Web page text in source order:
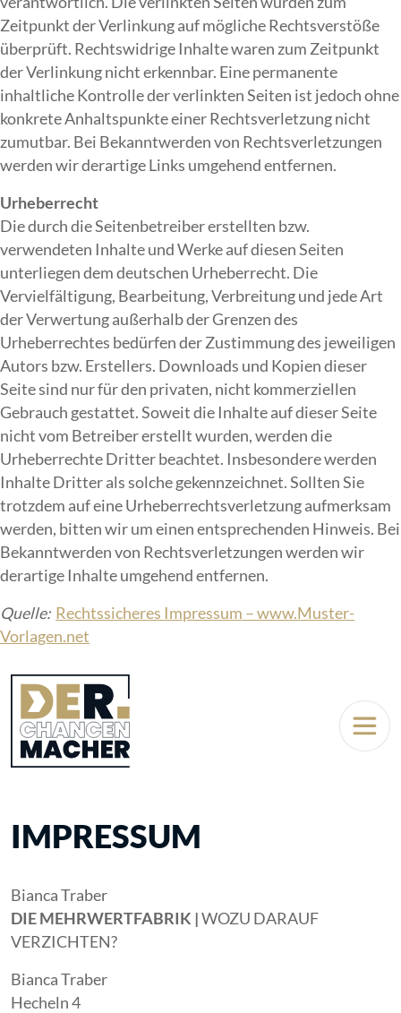
Zeitpunkt der Verlinkung auf mögliche Rechtsverstöße
überprüft. Rechtswidrige Inhalte waren zum Zeitpunkt
der Verlinkung nicht erkennbar. Eine permanente
inhaltliche Kontrolle der verlinkten Seiten ist jedoch ohne
konkrete Anhaltspunkte einer Rechtsverletzung nicht
zumutbar. Bei Bekanntwerden von Rechtsverletzungen
werden wir derartige Links umgehend entfernen.
Urheberrecht
Die durch die Seitenbetreiber erstellten bzw.
verwendeten Inhalte und Werke auf diesen Seiten
unterliegen dem deutschen Urheberrecht. Die
Vervielfältigung, Bearbeitung, Verbreitung und jede Art
der Verwertung außerhalb der Grenzen des
Urheberrechtes bedürfen der Zustimmung des jeweiligen
Autors bzw. Erstellers. Downloads und Kopien dieser
Seite sind nur für den privaten, nicht kommerziellen
Gebrauch gestattet. Soweit die Inhalte auf dieser Seite
nicht vom Betreiber erstellt wurden, werden die
Urheberrechte Dritter beachtet. Insbesondere werden
Inhalte Dritter als solche gekennzeichnet. Sollten Sie
trotzdem auf eine Urheberrechtsverletzung aufmerksam
werden, bitten wir um einen entsprechenden Hinweis. Bei
Bekanntwerden von Rechtsverletzungen werden wir
derartige Inhalte umgehend entfernen.
Quelle: Rechtssicheres Impressum – www.Muster-
Vorlagen.net
IMPRESSUM
Bianca Traber
DIE MEHRWERTFABRIK |WOZU DARAUF
VERZICHTEN?
Bianca Traber
Hecheln 4